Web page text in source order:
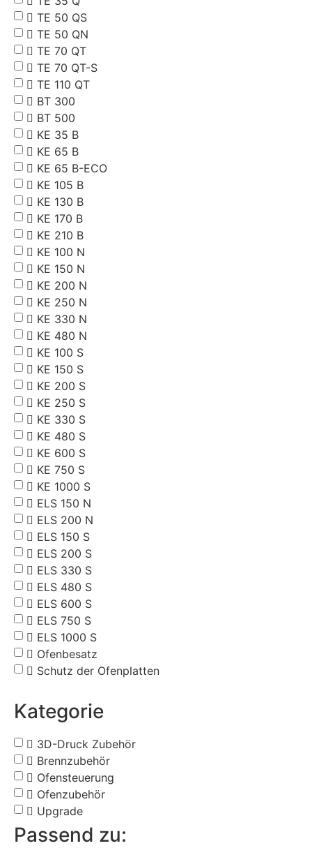
TE 50 QS
TE 50 QN
TE 70 QT
TE 70 QT-S
TE 110 QT
BT 300
BT 500
KE 35 B
KE 65 B
KE 65 B-ECO
KE 105 B
KE 130 B
KE 170 B
KE 210 B
KE 100 N
KE 150 N
KE 200 N
KE 250 N
KE 330 N
KE 480 N
KE 100 S
KE 150 S
KE 200 S
KE 250 S
KE 330 S
KE 480 S
KE 600 S
KE 750 S
KE 1000 S
ELS 150 N
ELS 200 N
ELS 150 S
ELS 200 S
ELS 330 S
ELS 480 S
ELS 600 S
ELS 750 S
ELS 1000 S
Ofenbesatz
Schutz der Ofenplatten
Kategorie
3D-Druck Zubehör
Brennzubehör
Ofensteuerung
Ofenzubehör
Upgrade
Passend zu: